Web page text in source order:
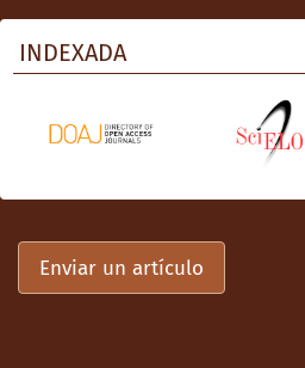
INDEXADA
Enviar un artículo